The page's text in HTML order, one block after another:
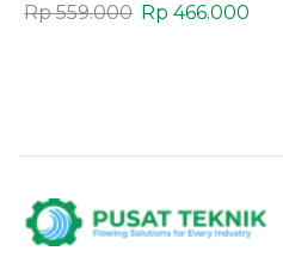
Rp559.000 Rp 466.000